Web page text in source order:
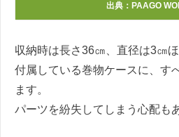
出典： PAAGO
収納時は長さ36㎝、直径は3㎝ほ
付属している巻物ケースに、す
ます。
パーツを紛失してしまう心配も